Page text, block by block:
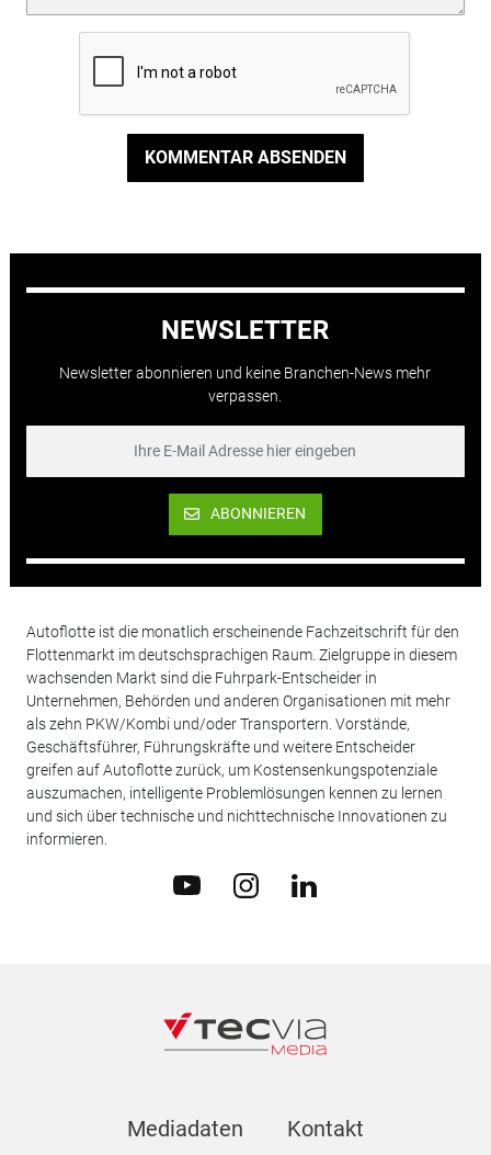
KOMMENTAR ABSENDEN
NEWSLETTER
Newsletter abonnieren und keine Branchen-News mehr
verpassen.
ABONNIEREN
Autoflotte ist die monatlich erscheinende Fachzeitschrift für den
Flottenmarkt im deutschsprachigen Raum. Zielgruppe in diesem
wachsenden Markt sind die Fuhrpark-Entscheider in
Unternehmen, Behörden und anderen Organisationen mit mehr
als zehn PKW/Kombi und/oder Transportern. Vorstände,
Geschäftsführer, Führungskräfte und weitere Entscheider
greifen auf Autoflotte zurück, um Kostensenkungspotenziale
auszumachen, intelligente Problemlösungen kennen zu lernen
und sich über technische und nichttechnische Innovationen zu
informieren.
Mediadaten Kontakt